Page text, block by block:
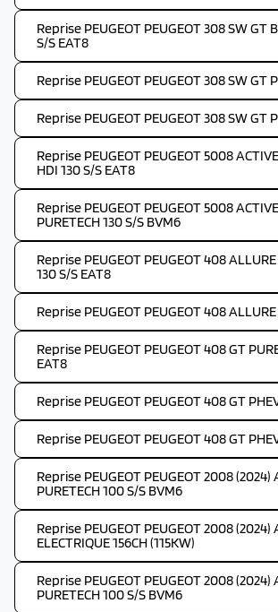
Reprise PEUGEOT PEUGEOT 308 SW GT
S/S EAT8
Reprise PEUGEOT PEUGEOT 308 SW GT
Reprise PEUGEOT PEUGEOT 308 SW GT
Reprise PEUGEOT PEUGEOT 5008
HDI 130 S/S EAT8
Reprise PEUGEOT PEUGEOT 5008
PURETECH 130 S/S BVM6
Reprise PEUGEOT PEUGEOT 408 ALLURE
130 S/S EAT8
Reprise PEUGEOT PEUGEOT 408
Reprise PEUGEOT PEUGEOT 408 GT
EAT8
Reprise PEUGEOT PEUGEOT 408 GT
Reprise PEUGEOT PEUGEOT 408 GT
Reprise PEUGEOT PEUGEOT 2008 (2024)
PURETECH 100 S/S BVM6
Reprise PEUGEOT PEUGEOT 2008 (2024)
ELECTRIQUE 156CH (115KW)
Reprise PEUGEOT PEUGEOT 2008 (2024)
PURETECH 100 S/S BVM6